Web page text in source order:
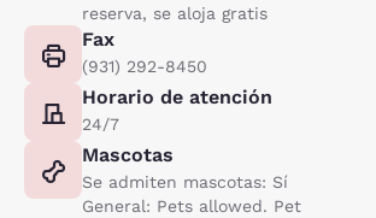
reserva, se aloja gratis
Fax
(931) 292-8450
Horario de atención
24/7
Mascotas
Se admiten mascotas: Sí
General: Pets allowed. Pet